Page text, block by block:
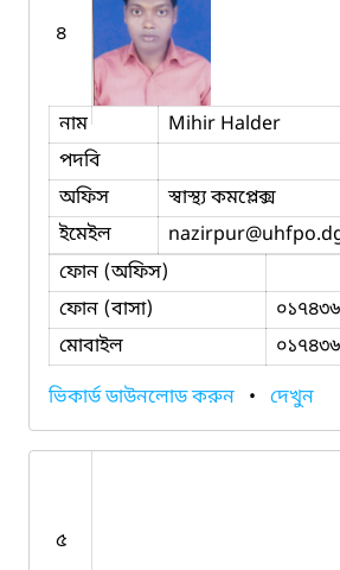
৪
নাম
Mihir Halder
পদবি
অফিস
স্বাস্থ্য কমপ্লেক্স
ইমেইল
nazirpur
ফোন (অফিস)
ফোন (বাসা)
মোবাইল
ভিকার্ড ডাউনলোড করুন • দেখুন
৫